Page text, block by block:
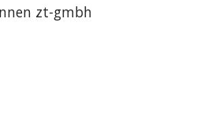
zt-­gmbh